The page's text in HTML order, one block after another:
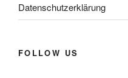
Datenschutzerklärung
FOLLOW US